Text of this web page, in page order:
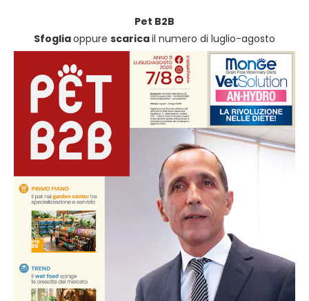
Pet B2B
Sfogliaoppure scaricail numero di luglio-agosto